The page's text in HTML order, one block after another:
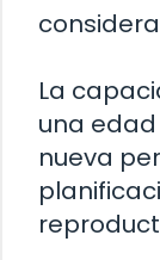
La
una
nueva